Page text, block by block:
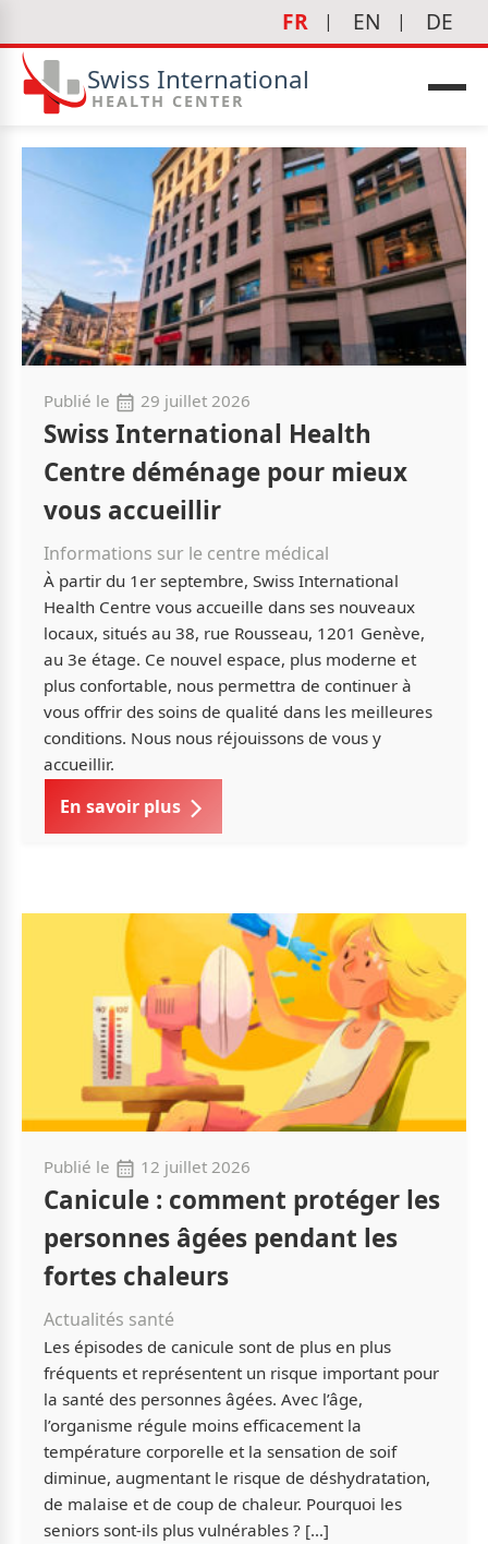
FR EN DE
Swiss International
HEALTH CENTER
Publié le 29 juillet 2026
Swiss International Health
Centre déménage pour mieux
vous accueillir
Informations sur le centre médical
À partir du 1er septembre, Swiss International
Health Centre vous accueille dans ses nouveaux
locaux, situés au 38, rue Rousseau, 1201 Genève,
au 3e étage. Ce nouvel espace, plus moderne et
plus confortable, nous permettra de continuer à
vous offrir des soins de qualité dans les meilleures
conditions. Nous nous réjouissons de vous y
accueillir.
En savoir plus
Publié le 12 juillet 2026
Canicule : comment protéger les
personnes âgées pendant les
fortes chaleurs
Actualités santé
Les épisodes de canicule sont de plus en plus
fréquents et représentent un risque important pour
la santé des personnes âgées. Avec l’âge,
l’organisme régule moins efficacement la
température corporelle et la sensation de soif
diminue, augmentant le risque de déshydratation,
de malaise et de coup de chaleur. Pourquoi les
seniors sont-ils plus vulnérables ? […]